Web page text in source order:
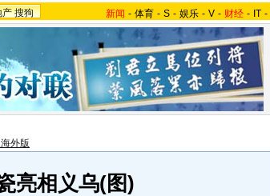
产 搜狗 新闻 - 体育 - S - 娱乐 - V - 财经 - IT -
外版
亮相义乌(图)